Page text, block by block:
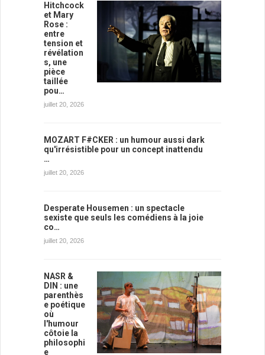
Hitchcock
et Mary
Rose :
entre
tension et
révélation
s, une
pièce
taillée
pou…
juillet 20, 2026
MOZART F#CKER : un humour aussi dark
qu'irrésistible pour un concept inattendu
…
juillet 20, 2026
Desperate Housemen : un spectacle
sexiste que seuls les comédiens à la joie
co…
juillet 20, 2026
NASR &
DIN : une
parenthès
e poétique
où
l'humour
côtoie la
philosophi
e